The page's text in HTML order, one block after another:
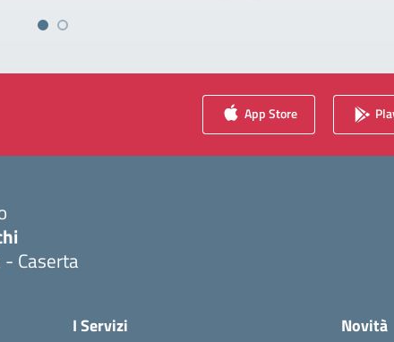
App Store
Caserta
I Servizi Novità